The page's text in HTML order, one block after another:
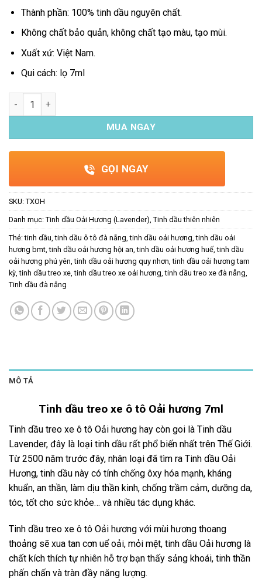
Thành phần: 100% tinh dầu nguyên chất.
Không chất bảo quản, không chất tạo màu, tạo mùi.
Xuất xứ: Việt Nam.
Qui cách: lọ 7ml
Tinh dầu treo xe ô tô Oải hương số lượng
MUA NGAY
GỌI NGAY
SKU: TXOH
Danh mục: Tinh dầu Oải Hương (Lavender), Tinh dầu thiên nhiên
Thẻ:tinh dầu,tinh dầu ô tô đà nẵng,tinh dầu oải hương,tinh dầu oải
hương bmt,tinh dầu oải hương hội an,tinh dầu oải hương huế,tinh dầu
oải hương phú yên,tinh dầu oải hương quy nhơn,tinh dầu oải hương tam
kỳ,tinh dầu treo xe,tinh dầu treo xe oải hương,tinh dầu treo xe đà nẵng,
Tinh dầu đà nẵng
MÔ TẢ
Tinh dầu treo xe ô tô Oải hương 7ml
Tinh dầu treo xe ô tô Oải hương hay còn goi là Tinh dầu
Lavender, đây là loại tinh dầu rất phổ biến nhất trên Thế Giới.
Từ 2500 năm trước đây, nhân loại đã tìm ra Tinh dầu Oải
Hương, tinh dầu này có tính chống ôxy hóa mạnh, kháng
khuẩn, an thần, làm dịu thần kinh, chống trầm cảm, dưỡng da,
tóc, tốt cho sức khỏe… và nhiều tác dụng khác.
Tinh dầu treo xe ô tô Oải hương với mùi hương thoang
thoảng sẽ xua tan cơn uể oải, mỏi mệt, tinh dầu Oải hương là
chất kích thích tự nhiên hỗ trợ bạn thấy sảng khoái, tinh thần
phấn chấn và tràn đầy năng lượng.